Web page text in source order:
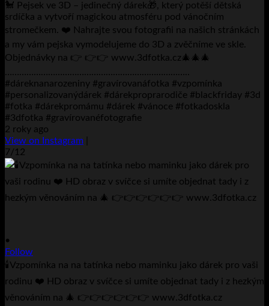
🐩 Pejsek ve 3D – jedinečný dárek🎁, který potěší dětská
srdíčka a vytvoří magickou atmosféru pod vánočním
stromečkem. ❤️ Nahrajte svou fotografii na našich stránkách
a my vám pejska vymodelujeme do 3D a zvěčníme ve skle.
Objednávky na 👉 👉👉 www.3dfotka.cz🎄🎄🎄
…………………………………………………………………..
#dáreknanarozeniny #gravírovanáfotka #vzpomínka
#personalizovanýdárek #dárekproprarodiče #blackfriday #3d
#fotka #dárekpromámu #dárek #vánoce #fotkadoskla
#3dfotka #gravírovanéfotografie
2 roky ago
View on Instagram
7/12
•
Follow
🕯️Vzpomínka na na tatínka nebo maminku jako dárek pro vaši
rodinu ❤️ HD obraz v svíčce si umíte objednat tady i z hezkým
věnováním na 🎄 👉👉👉👉👉👉 www.3dfotka.cz